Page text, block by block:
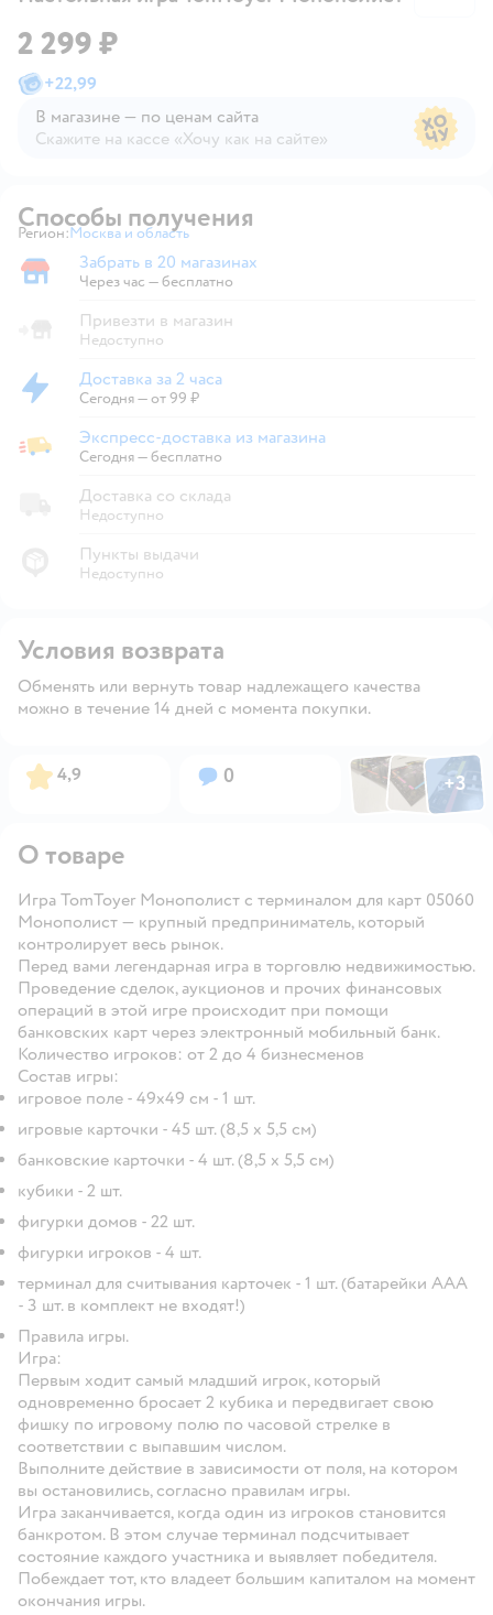
2 299 ₽
+22,99
В магазине — по ценам сайта
Скажите на кассе «Хочу как на сайте»
Способы получения
Регион: Выбор адреса доставки.
Москва и область
Забрать в магазине
Забрать в 20 магазинах
Через час — бесплатно
Привезти в магазин
Недоступно
Доставка за 2 часа
Доставка за 2 часа
Сегодня—от 99 ₽
Экспресс-доставка из магазина
Экспресс-доставка из магазина
Сегодня—бесплатно
Доставка со склада
Недоступно
Пункты выдачи
Недоступно
Условия возврата
Обменять или вернуть товар надлежащего качества
можно в течение 14 дней с момента покупки.
Рейтинг:
4,9 Вопросов:
0 ФотоФотоФото
+3
Открыть
О товаре
Игра TomToyer Монополист с терминалом для карт 05060
Монополист — крупный предприниматель, который
контролирует весь рынок.
Перед вами легендарная игра в торговлю недвижимостью.
Проведение сделок, аукционов и прочих финансовых
операций в этой игре происходит при помощи
банковских карт через электронный мобильный банк.
Количество игроков: от 2 до 4 бизнесменов
Состав игры:
игровое поле - 49х49 см - 1 шт.
игровые карточки - 45 шт. (8,5 х 5,5 см)
банковские карточки - 4 шт. (8,5 х 5,5 см)
кубики - 2 шт.
фигурки домов - 22 шт.
фигурки игроков - 4 шт.
терминал для считывания карточек - 1 шт. (батарейки ААА
- 3 шт. в комплект не входят!)
Правила игры.
Игра:
Первым ходит самый младший игрок, который
одновременно бросает 2 кубика и передвигает свою
фишку по игровому полю по часовой стрелке в
соответствии с выпавшим числом.
Выполните действие в зависимости от поля, на котором
вы остановились, согласно правилам игры.
Игра заканчивается, когда один из игроков становится
банкротом. В этом случае терминал подсчитывает
состояние каждого участника и выявляет победителя.
Побеждает тот, кто владеет большим капиталом на момент
окончания игры.